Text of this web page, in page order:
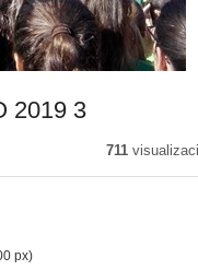
2019 3
711
px)